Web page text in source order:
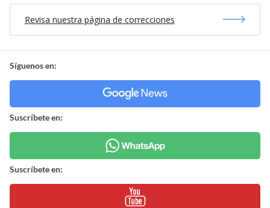
Revisa nuestra página de correcciones
Síguenos en:
Suscríbete en:
Suscríbete en: